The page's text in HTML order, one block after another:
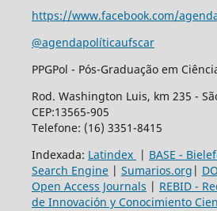
https://www.facebook.com/
@agendapolíticaufscar
PPGPol - Pós-Graduação em
Rod. Washington Luis, km 235 -
CEP:13565-905
Telefone: (16) 3351-8415
Indexada: Latindex | BASE -
Search Engine| Sumarios.org |
Open Access Journals | REBID -
de Innovación y Conocimiento